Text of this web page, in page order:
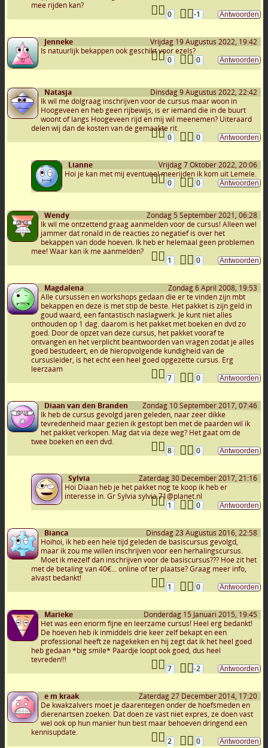
mee rijden kan?
0
-1
Jenneke
Vrijdag 19 Augustus 2022, 19:42
Is natuurlijk bekappen ook geschikt voor ezels?
0
0
Natasja
Dinsdag 9 Augustus 2022, 22:42
Ik wil me dolgraag inschrijven voor de cursus maar woon in
Hoogeveen en heb geen rijbewijs, is er iemand die in de buurt
woont of langs Hoogeveen rijd en mij wil meenemen? Uiteraard
delen wij dan de kosten van de gemaakte rit.
0
0
Lianne
Vrijdag 7 Oktober 2022, 20:06
Hoi je kan met mij eventueel meerijden ik kom uit Lemele.
0
0
Wendy
Zondag 5 September 2021, 06:28
Ik wil me ontzettend graag aanmelden voor de cursus! Alleen wel
jammer dat ronald in de reacties zo negatief is over het
bekappen van dode hoeven. Ik heb er helemaal geen problemen
mee! Waar kan ik me aanmelden?
1
0
Magdalena
Zondag 6 April 2008, 19:53
Alle cursussen en workshops gedaan die er te vinden zijn mbt
bekappen en deze is met stip de beste. Het pakket is zijn geld in
goud waard, een fantastisch naslagwerk. Je kunt niet alles
onthouden op 1 dag. daarom is het pakket met boeken en dvd zo
goed. Door de opzet van deze cursus, het pakket vooraf te
ontvangen en het verplicht beantwoorden van vragen zodat je alles
goed bestudeert, en de hieropvolgende kundigheid van de
cursusleider, is het echt een heel goed opgezette cursus. Erg
leerzaam
7
0
Diaan van den Branden
Zondag 10 September 2017, 07:46
Ik heb de cursus gevolgd jaren geleden, naar zeer dikke
tevredenheid maar gezien ik gestopt ben met de paarden wil ik
het pakket verkopen. Mag dat via deze weg? Het gaat om de
twee boeken en een dvd.
8
0
Sylvia
Zaterdag 30 December 2017, 21:16
Hoi Diaan heb je het pakket nog te koop ik heb er
interesse in. Gr Sylvia sylvia.71@planet.nl
1
0
Bianca
Dinsdag 23 Augustus 2016, 22:58
Hoihoi, ik heb een hele tijd geleden de basiscursus gevolgd,
maar ik zou me willen inschrijven voor een herhalingscursus.
Moet ik mezelf dan inschrijven voor de basiscursus??? Hoe zit het
met de betaling van 40€... online of ter plaatse? Graag meer info,
alvast bedankt!
1
0
Marieke
Donderdag 15 Januari 2015, 19:45
Het was een enorm fijne en leerzame cursus! Heel erg bedankt!
De hoeven heb ik inmiddels drie keer zelf bekapt en een
professional heeft ze nagekeken en hij zegt dat ik het heel goed
heb gedaan *big smile* Paardje loopt ook goed, dus heel
tevreden!!!
7
-2
e m kraak
Zaterdag 27 December 2014, 17:20
De kwakzalvers moet je daarentegen onder de hoefsmeden en
dierenartsen zoeken. Dat doen ze vast niet expres, ze doen vast
wel ook op hun manier hun best maar behoeven dringend een
kennisupdate.
2
0